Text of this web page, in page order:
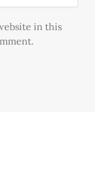
in this